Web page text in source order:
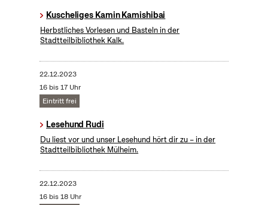
Kuscheliges Kamin Kamishibai
Herbstliches Vorlesen und Basteln in der
Stadtteilbibliothek Kalk.
22.12.2023
16 bis 17 Uhr
Eintritt frei
Lesehund Rudi
Du liest vor und unser Lesehund hört dir zu – in der
Stadtteilbibliothek Mülheim.
22.12.2023
16 bis 18 Uhr